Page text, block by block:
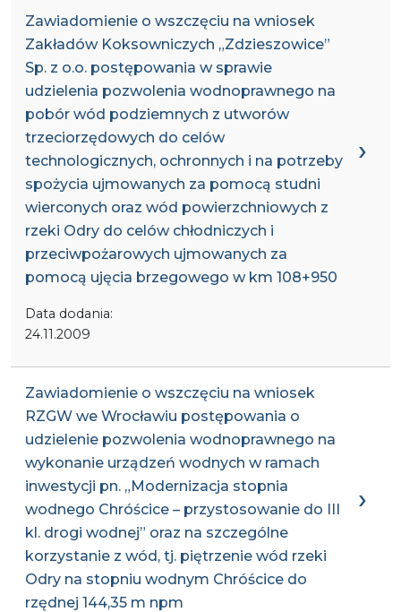
Zawiadomienie o wszczęciu na wniosek
Zakładów Koksowniczych „Zdzieszowice”
Sp. z o.o. postępowania w sprawie
udzielenia pozwolenia wodnoprawnego na
pobór wód podziemnych z utworów
trzeciorzędowych do celów
technologicznych, ochronnych i na potrzeby
spożycia ujmowanych za pomocą studni
wierconych oraz wód powierzchniowych z
rzeki Odry do celów chłodniczych i
przeciwpożarowych ujmowanych za
pomocą ujęcia brzegowego w km 108+950
Data dodania:
24.11.2009
Zawiadomienie o wszczęciu na wniosek
RZGW we Wrocławiu postępowania o
udzielenie pozwolenia wodnoprawnego na
wykonanie urządzeń wodnych w ramach
inwestycji pn. „Modernizacja stopnia
wodnego Chróścice – przystosowanie do III
kl. drogi wodnej” oraz na szczególne
korzystanie z wód, tj. piętrzenie wód rzeki
Odry na stopniu wodnym Chróścice do
rzędnej 144,35 m npm